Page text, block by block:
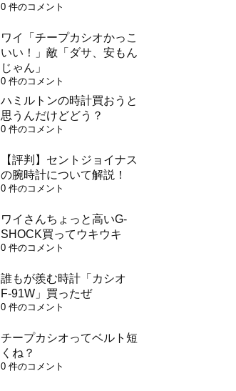
0 件のコメント
ワイ「チープカシオかっこ
いい！」敵「ダサ、安もん
じゃん」
0 件のコメント
ハミルトンの時計買おうと
思うんだけどどう？
0 件のコメント
【評判】セントジョイナス
の腕時計について解説！
0 件のコメント
ワイさんちょっと高いG-
SHOCK買ってウキウキ
0 件のコメント
誰もが羨む時計「カシオ
F-91W」買ったぜ
0 件のコメント
チープカシオってベルト短
くね？
0 件のコメント